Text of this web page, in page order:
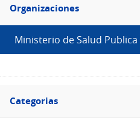
Organizaciones
Organizaciones
Ministerio de Salud Publica
Filtro
Categorias
Categorias